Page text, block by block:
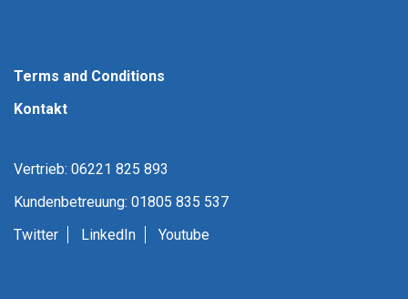
Terms and Conditions
Kontakt
Vertrieb: 06221 825 893
Kundenbetreuung: 01805 835 537
Twitter
LinkedIn Youtube